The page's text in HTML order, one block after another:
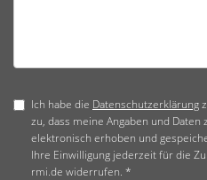
Ich habe die Datenschutzerklärung
zu, dass meine Angaben und
elektronisch erhoben und
Ihre Einwilligung jederzeit für die
rmi.de widerrufen. *